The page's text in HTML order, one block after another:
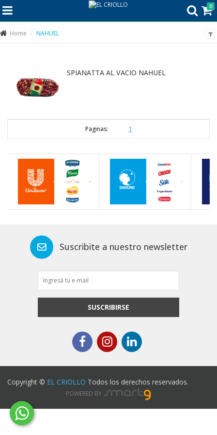
0
Home NAHUEL
SPIANATTA AL VACIO NAHUEL
Paginas: 1
Suscribite a nuestro newsletter
SUSCRIBIRSE
Copyright © EL CRIOLLO Todos los derechos reservados.
POWERED BY